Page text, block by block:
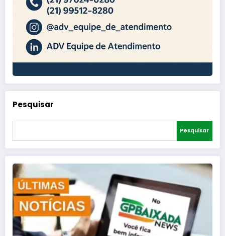
Pesquisar
Pesquisar